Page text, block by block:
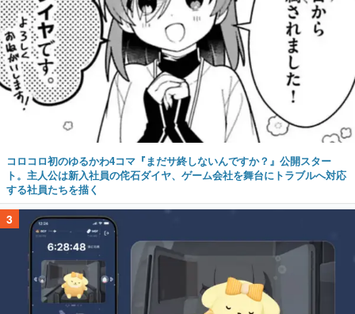
コロコロ初のゆるかわ4コマ『まだサ終しないんですか？』公開スター
ト。主人公は新入社員の侘石ダイヤ、ゲーム会社を舞台にトラブルへ対応
する社員たちを描く
3